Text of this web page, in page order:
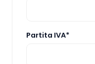
Partita IVA*